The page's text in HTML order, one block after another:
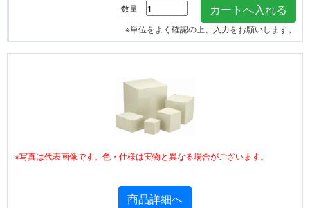
数量
※単位をよく確認の上、入力をお願いします。
※写真は代表画像です。色・仕様は実物と異なる場合がございます。
商品詳細へ